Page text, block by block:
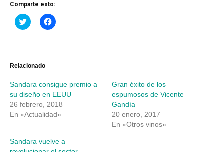
Comparte esto:
Haz
clic
Twitter
abre
ventana
nueva)
Haz
clic
ventana
nueva)
Relacionado
Sandara consigue premio a
su diseño en EEUU
26 febrero, 2018
En «Actualidad»
Gran éxito de los
espumosos de Vicente
Gandía
20 enero, 2017
En «Otros vinos»
Sandara vuelve a